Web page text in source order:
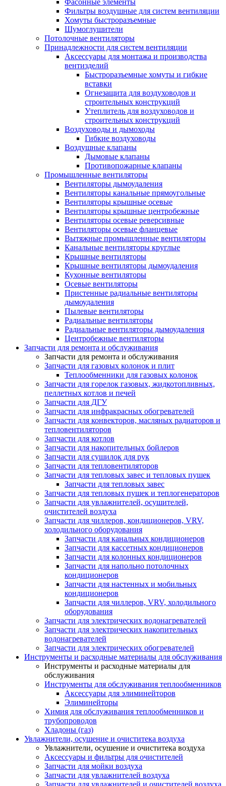
Фасонные элементы
Фильтры воздушные для систем вентиляции
Хомуты быстроразъемные
Шумоглушители
Потолочные вентиляторы
Принадлежности для систем вентиляции
Аксессуары для монтажа и производства
вентизделий
Быстроразъемные хомуты и гибкие
вставки
Огнезащита для воздуховодов и
строительных конструкций
Утеплитель для воздуховодов и
строительных конструкций
Воздуховоды и дымоходы
Гибкие воздуховоды
Воздушные клапаны
Дымовые клапаны
Противопожарные клапаны
Промышленные вентиляторы
Вентиляторы дымоудаления
Вентиляторы канальные прямоугольные
Вентиляторы крышные осевые
Вентиляторы крышные центробежные
Вентиляторы осевые реверсивные
Вентиляторы осевые фланцевые
Вытяжные промышленные вентиляторы
Канальные вентиляторы круглые
Крышные вентиляторы
Крышные вентиляторы дымоудаления
Кухонные вентиляторы
Осевые вентиляторы
Пристенные радиальные вентиляторы
дымоудаления
Пылевые вентиляторы
Радиальные вентиляторы
Радиальные вентиляторы дымоудаления
Центробежные вентиляторы
Запчасти для ремонта и обслуживания
Запчасти для ремонта и обслуживания
Запчасти для газовых колонок и плит
Теплообменники для газовых колонок
Запчасти для горелок газовых, жидкотопливных,
пеллетных котлов и печей
Запчасти для ДГУ
Запчасти для инфракрасных обогревателей
Запчасти для конвекторов, масляных радиаторов и
тепловентиляторов
Запчасти для котлов
Запчасти для накопительных бойлеров
Запчасти для сушилок для рук
Запчасти для тепловентиляторов
Запчасти для тепловых завес и тепловых пушек
Запчасти для тепловых завес
Запчасти для тепловых пушек и теплогенераторов
Запчасти для увлажнителей, осушителей,
очистителей воздуха
Запчасти для чиллеров, кондиционеров, VRV,
холодильного оборудования
Запчасти для канальных кондиционеров
Запчасти для кассетных кондиционеров
Запчасти для колонных кондиционеров
Запчасти для напольно потолочных
кондиционеров
Запчасти для настенных и мобильных
кондиционеров
Запчасти для чиллеров, VRV, холодильного
оборудования
Запчасти для электрических водонагревателей
Запчасти для электрических накопительных
водонагревателей
Запчасти для электрических обогревателей
Инструменты и расходные материалы для обслуживания
Инструменты и расходные материалы для
обслуживания
Инструменты для обслуживания теплообменников
Аксессуары для элиминейторов
Элиминейторы
Химия для обслуживания теплообменников и
трубопроводов
Хладоны (газ)
Увлажнители, осушение и очиститека воздуха
Увлажнители, осушение и очиститека воздуха
Аксессуары и фильтры для очистителей
Запчасти для мойки воздуха
Запчасти для увлажнителей воздуха
Запчасти для увлажнителей и очистителей воздуха